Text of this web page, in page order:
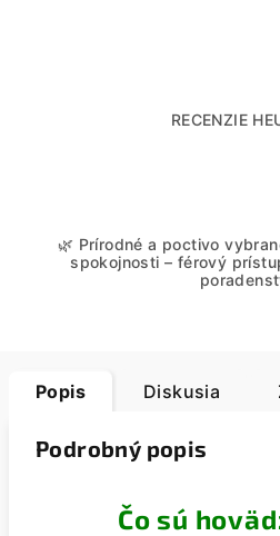
RECENZIE
🌿 Prírodné a poctivo
spokojnosti – férový
Popis Diskusia
Podrobný popis
Čo sú